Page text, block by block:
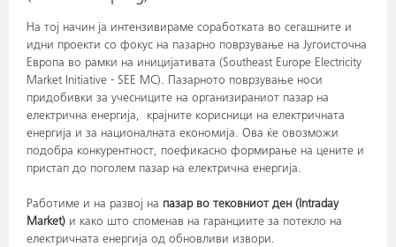
На тој начин ја интензивираме соработката во сегашните и
идни проекти со фокус на пазарно поврзување на Југоисточна
Европа во рамки на иницијативата (Southeast Europe Electricity
Market Initiative - SEE MC). Пазарното поврзување носи
придобивки за учесниците на организираниот пазар на
електрична енергија, крајните корисници на електричната
енергија и за националната економија. Ова ќе овозможи
подобра конкурентност, поефикасно формирање на цените и
пристап до поголем пазар на електрична енергија.
Работиме и на развој на пазар во тековниот ден (Intraday
Market) и како што споменав на гаранциите за потекло на
електричната енергија од обновливи извори.